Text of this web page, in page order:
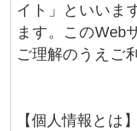
イト」といいま
ます。このWeb
ご理解のうえご
【個人情報とは